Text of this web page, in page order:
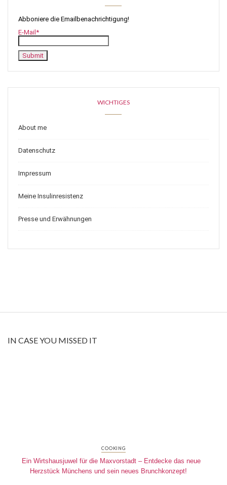
Abboniere die Emailbenachrichtigung!
E-Mail*
WICHTIGES
About me
Datenschutz
Impressum
Meine Insulinresistenz
Presse und Erwähnungen
IN CASE YOU MISSED IT
COOKING
Ein Wirtshausjuwel für die Maxvorstadt – Entdecke das neue
Herzstück Münchens und sein neues Brunchkonzept!